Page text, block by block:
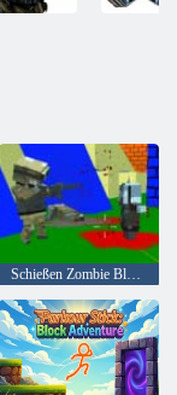
Schießen Zombie Blocky Gun Warfare